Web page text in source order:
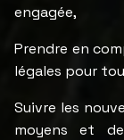
engagée,
Prendre en
légales pour
Suivre les
moyens et